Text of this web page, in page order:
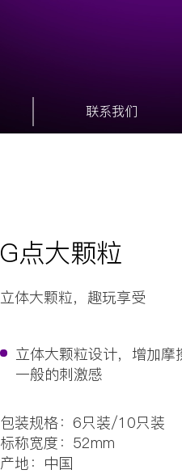
联系我们
G点大颗粒
立体大颗粒，趣玩享受
立体大颗粒设计，增加摩
一般的刺激感
包装规格：6只装/10只装
标称宽度：52mm
产地：中国